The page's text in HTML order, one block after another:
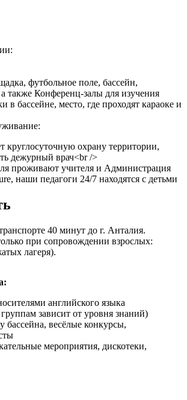
футбольное поле, бассейн,
также Конференц-залы для изучения
в бассейне, место, где проходят караоке и
круглосуточную охрану территории,
дежурный врач<br />
проживают учителя и Администрация
наши педагоги 24/7 находятся с детьми
40 минут до г. Анталия.
при сопровождении взрослых:
лагеря).
английского языка
зависит от уровня знаний)
весёлые конкурсы,
мероприятия, дискотеки,